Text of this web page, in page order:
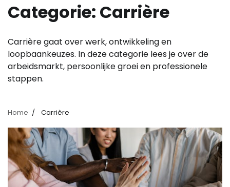
Categorie: Carrière
Carrière gaat over werk, ontwikkeling en
loopbaankeuzes. In deze categorie lees je over de
arbeidsmarkt, persoonlijke groei en professionele
stappen.
Home Carrière